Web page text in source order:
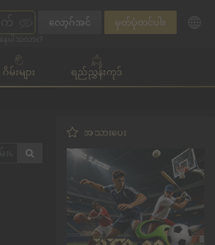
လော့ဂ်အင် မှတ်ပုံတင်ပါ။
ဂိမ်းများ ရည်ညွှန်းကုဒ်
အသားပေး